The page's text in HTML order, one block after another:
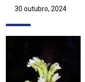
30 outubro, 2024